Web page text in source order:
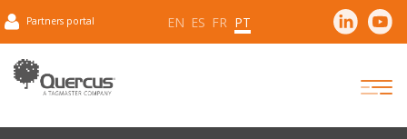
Partners portal EN ES FR PT